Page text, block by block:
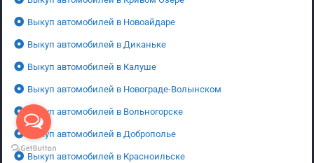
Выкуп автомобилей в Новоайдаре
Выкуп автомобилей в Диканьке
Выкуп автомобилей в Калуше
Выкуп автомобилей в Новограде-Волынском
Выкуп автомобилей в Вольногорске
Выкуп автомобилей в Доброполье
Выкуп автомобилей в Красноильске